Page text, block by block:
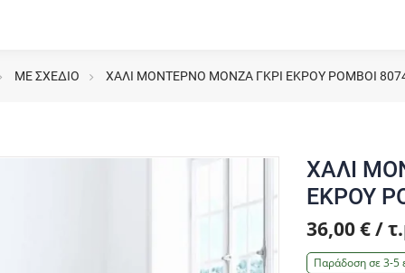
ΜΕ ΣΧΕΔΙΟ ΧΑΛΙ ΜΟΝΤΕΡΝΟ MONZA ΓΚΡΙ ΕΚΡΟΥ ΡΟΜΒΟΙ
ΧΑΛΙ
ΕΚΡΟΥ
36,00 € /
Παράδοση σε 3-5